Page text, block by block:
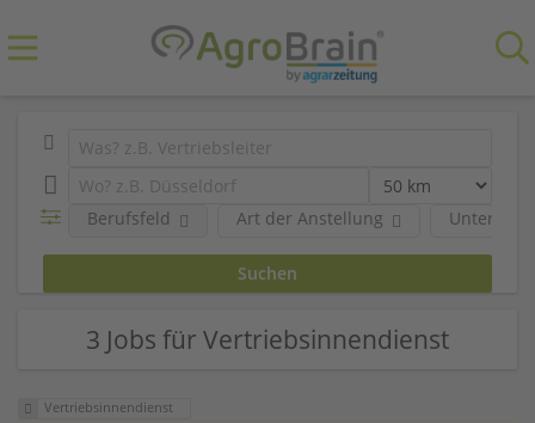
Art der Anstellung
Berufsfeld
3 Jobs für Vertriebsinnendienst
Vertriebsinnendienst